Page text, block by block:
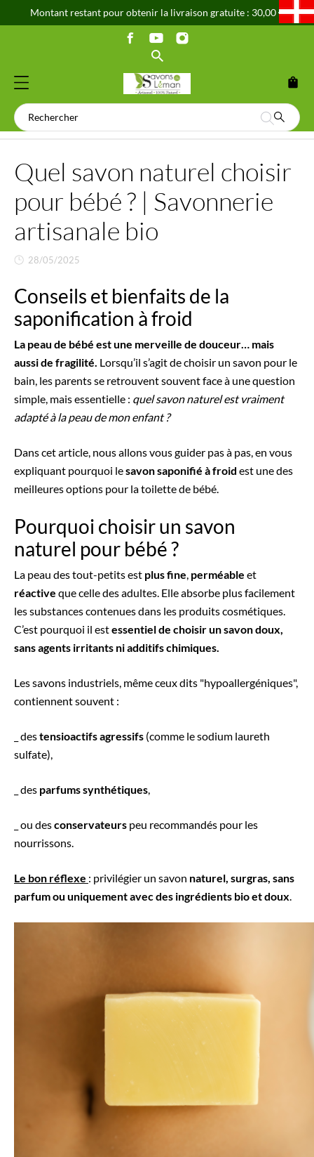
Montant restant pour obtenir la livraison gratuite : 30,00 €
shopping_bag
Quel savon naturel choisir
pour bébé ? | Savonnerie
artisanale bio
28/05/2025
Conseils et bienfaits de la
saponification à froid
La peau de bébé est une merveille de douceur… mais
aussi de fragilité. Lorsqu’il s’agit de choisir un savon pour le
bain, les parents se retrouvent souvent face à une question
simple, mais essentielle : quel savon naturel est vraiment
adapté à la peau de mon enfant ?
Dans cet article, nous allons vous guider pas à pas, en vous
expliquant pourquoi lesavon saponifié à froid est une des
meilleures options pour la toilette de bébé.
Pourquoi choisir un savon
naturel pour bébé ?
La peau des tout-petits est plus fine, perméable et
réactive que celle des adultes. Elle absorbe plus facilement
les substances contenues dans les produits cosmétiques.
C’est pourquoi il estessentiel de choisir un savon doux,
sans agents irritants ni additifs chimiques.
Les savons industriels, même ceux dits "hypoallergéniques",
contiennent souvent :
_ destensioactifs agressifs (comme le sodium laureth
sulfate),
_ des parfums synthétiques,
_ ou desconservateurs peu recommandés pour les
nourrissons.
Le bon réflexe : privilégier un savon naturel, surgras, sans
parfum ou uniquement avec des ingrédients bio et doux.